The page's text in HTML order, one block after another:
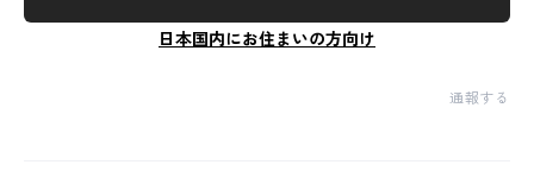
日本国内にお住まいの方向け
通報する